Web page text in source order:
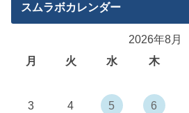
スムラボカレンダー
2026年8月
月
火 水 木
3
4 5 6